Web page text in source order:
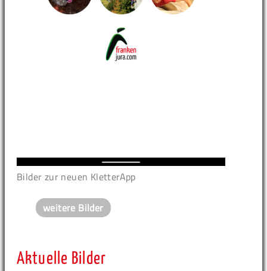
Bilder zur neuen KletterApp
weitere Bilder
Aktuelle Bilder